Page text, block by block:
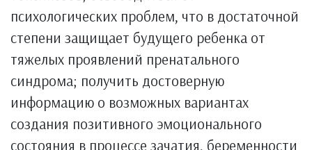
психологических проблем, что в достаточной
степени защищает будущего ребенка от
тяжелых проявлений пренатального
синдрома; получить достоверную
информацию о возможных вариантах
создания позитивного эмоционального
состояния в процессе зачатия, беременности